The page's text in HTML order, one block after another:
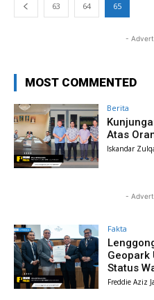
63 64 65
-
MOST COMMENTED
Berita
Atas
Iskandar
-
Fakta
Geopark
Status
Freddie Aziz